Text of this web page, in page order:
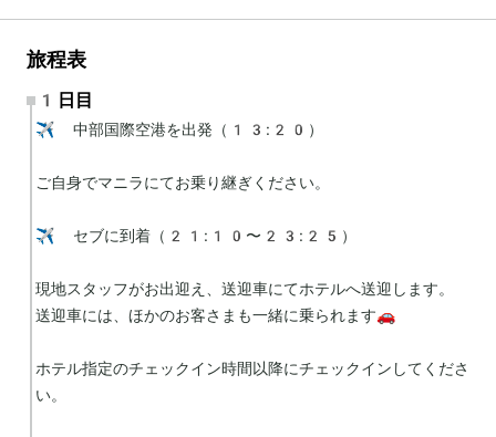
旅程表
1日目
✈️ 中部国際空港を出発（13:20）
ご自身でマニラにてお乗り継ぎください。
✈️ セブに到着（21:10〜23:25）
現地スタッフがお出迎え、送迎車にてホテルへ送迎します。
送迎車には、ほかのお客さまも一緒に乗られます🚗
ホテル指定のチェックイン時間以降にチェックインしてくださ
い。